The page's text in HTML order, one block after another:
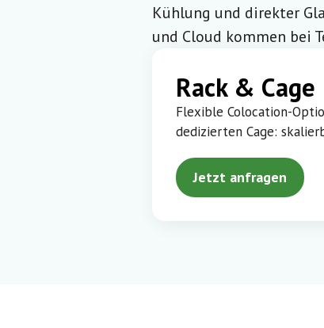
Kühlung und direkter
und Cloud kommen bei
Rack & Cage
Flexible Colocation-
dedizierten Cage:
Jetzt anfragen